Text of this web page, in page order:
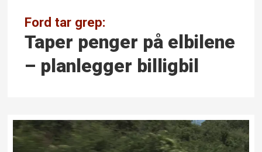
Ford tar grep:
Taper penger på elbilene
– planlegger billigbil